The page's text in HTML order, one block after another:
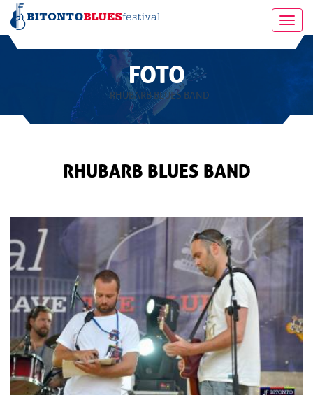
FOTO
- RHUBARB BLUES BAND
RHUBARB BLUES BAND